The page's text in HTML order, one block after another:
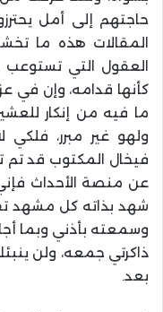
حاجتهم إلى أمل
المقالات هذه ما
العقول التي
كأنها قدامه، وإن في
ما فيه من إنكار
ولهو غير مبرر،
فيخال المكتوب قد تم
عن منصة الأحداث
شهد بذاته كل مشهد
وسمعته بأذني وبما
ذاكرتي جمعه، ولن
بعد.